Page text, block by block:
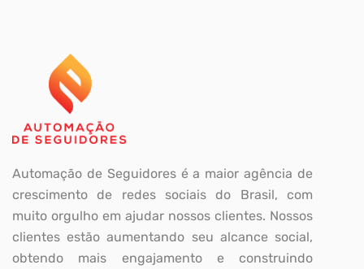
Automação de Seguidores é a maior agência de
crescimento de redes sociais do Brasil, com
muito orgulho em ajudar nossos clientes. Nossos
clientes estão aumentando seu alcance social,
obtendo mais engajamento e construindo